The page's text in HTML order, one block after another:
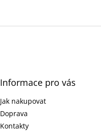
Informace pro vás
Jak nakupovat
Doprava
Kontakty